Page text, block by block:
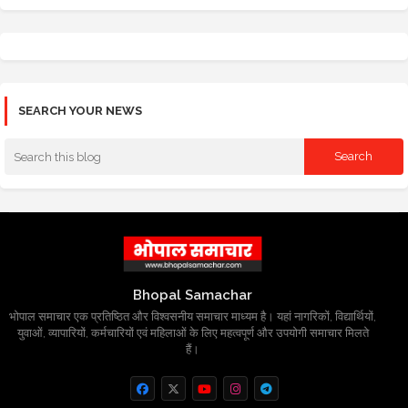
SEARCH YOUR NEWS
Bhopal Samachar
भोपाल समाचार एक प्रतिष्ठित और विश्वसनीय समाचार माध्यम है। यहां नागरिकों, विद्यार्थियों,
युवाओं, व्यापारियों, कर्मचारियों एवं महिलाओं के लिए महत्वपूर्ण और उपयोगी समाचार मिलते
हैं।